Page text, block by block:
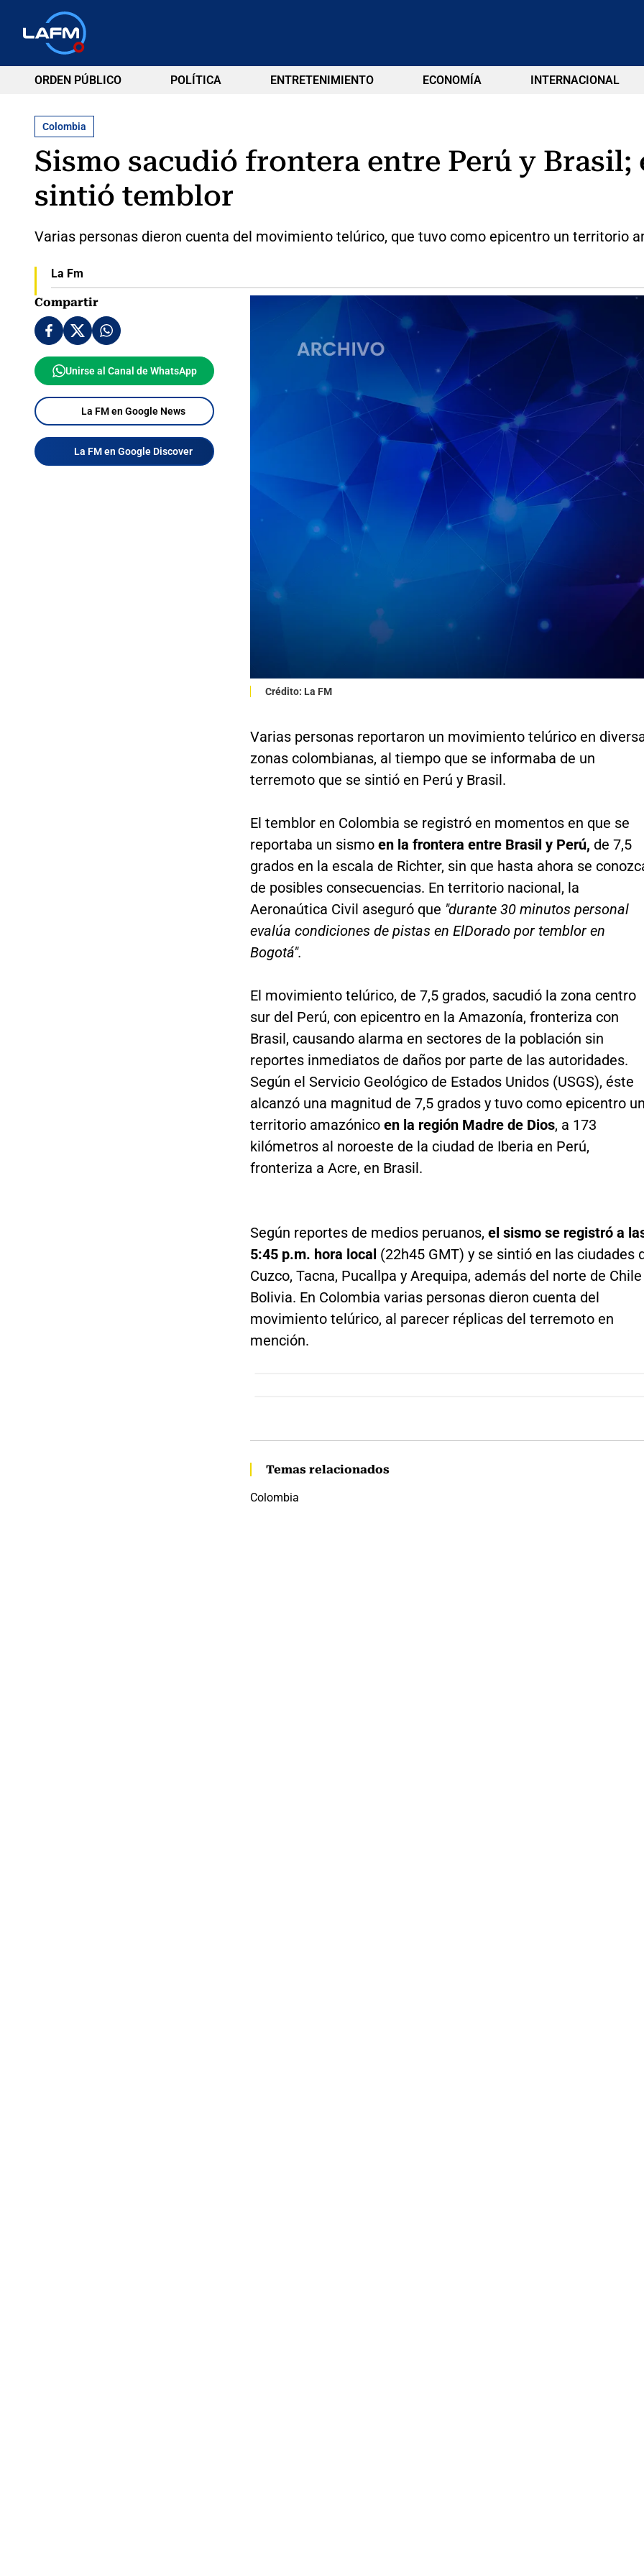
ORDEN PÚBLICO POLÍTICA ENTRETENIMIENTO ECONOMÍA INTERNACIONAL
Colombia
Sismo sacudió frontera entre Perú y Brasil;
sintió temblor
Varias personas dieron cuenta del movimiento telúrico, que tuvo como epicentro un territorio
La Fm
Compartir
Unirse al Canal de WhatsApp
La FM en Google News
La FM en Google Discover
Crédito: La FM
Varias personas reportaron un movimiento telúrico en
zonas colombianas, al tiempo que se informaba de un
terremoto que se sintió en Perú y Brasil.
El temblor en Colombia se registró en momentos en que se
reportaba un sismoen la frontera entre Brasil y Perú, de 7,5
grados en la escala de Richter, sin que hasta ahora se
de posibles consecuencias. En territorio nacional, la
Aeronaútica Civil aseguró que "durante 30 minutos personal
evalúa condiciones de pistas en ElDorado por temblor en
Bogotá".
El movimiento telúrico, de 7,5 grados, sacudió la zona centro
sur del Perú, con epicentro en la Amazonía, fronteriza con
Brasil, causando alarma en sectores de la población sin
reportes inmediatos de daños por parte de las autoridades.
Según el Servicio Geológico de Estados Unidos (USGS), éste
alcanzó una magnitud de 7,5 grados y tuvo como epicentro
territorio amazónico en la región Madre de Dios, a 173
kilómetros al noroeste de la ciudad de Iberia en Perú,
fronteriza a Acre, en Brasil.
Según reportes de medios peruanos, el sismo se registró a
5:45 p.m. hora local (22h45 GMT) y se sintió en las ciudades
Cuzco, Tacna, Pucallpa y Arequipa, además del norte de Chile
Bolivia. En Colombia varias personas dieron cuenta del
movimiento telúrico, al parecer réplicas del terremoto en
mención.
Temas relacionados
Colombia